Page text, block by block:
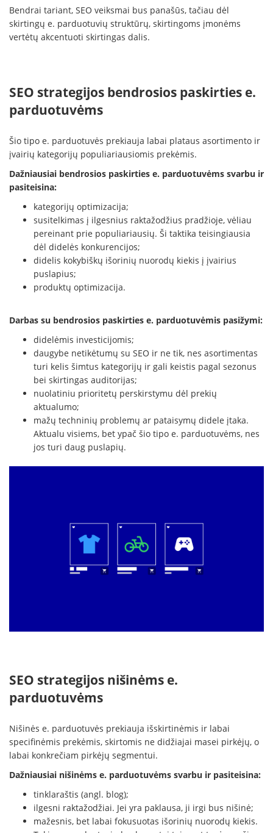
Bendrai tariant, SEO veiksmai bus panašūs, tačiau dėl
skirtingų e. parduotuvių struktūrų, skirtingoms įmonėms
vertėtų akcentuoti skirtingas dalis.
SEO strategijos bendrosios paskirties e.
parduotuvėms
Šio tipo e. parduotuvės prekiauja labai plataus asortimento ir
įvairių kategorijų populiariausiomis prekėmis.
Dažniausiai bendrosios paskirties e. parduotuvėms svarbu ir
pasiteisina:
kategorijų optimizacija;
susitelkimas į ilgesnius raktažodžius pradžioje, vėliau
pereinant prie populiariausių. Ši taktika teisingiausia
dėl didelės konkurencijos;
didelis kokybiškų išorinių nuorodų kiekis į įvairius
puslapius;
produktų optimizacija.
Darbas su bendrosios paskirties e. parduotuvėmis pasižymi:
didelėmis investicijomis;
daugybe netikėtumų su SEO ir ne tik, nes asortimentas
turi kelis šimtus kategorijų ir gali keistis pagal sezonus
bei skirtingas auditorijas;
nuolatiniu prioritetų perskirstymu dėl prekių
aktualumo;
mažų techninių problemų ar pataisymų didele įtaka.
Aktualu visiems, bet ypač šio tipo e. parduotuvėms, nes
jos turi daug puslapių.
SEO strategijos nišinėms e.
parduotuvėms
Nišinės e. parduotuvės prekiauja išskirtinėmis ir labai
specifinėmis prekėmis, skirtomis ne didžiajai masei pirkėjų, o
labai konkrečiam pirkėjų segmentui.
Dažniausiai nišinėms e. parduotuvėms svarbu ir pasiteisina:
tinklaraštis (angl. blog);
ilgesni raktažodžiai. Jei yra paklausa, ji irgi bus nišinė;
mažesnis, bet labai fokusuotas išorinių nuorodų kiekis.